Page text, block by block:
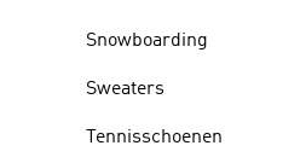
Snowboarding
Sweaters
Tennisschoenen